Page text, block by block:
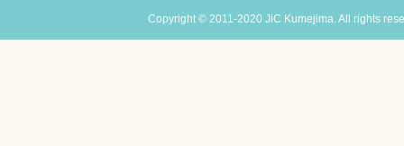
Copyright © 2011-2020 JiC Kumejima. All rights